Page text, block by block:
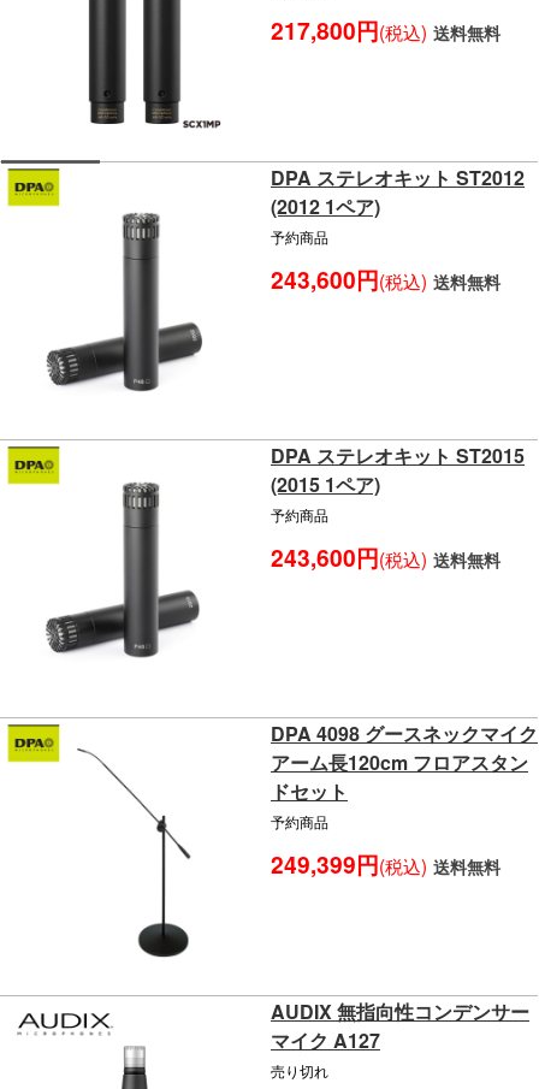
217,800円(税込) 送料無料
DPA ステレオキット ST2012
(2012 1ペア)
予約商品
243,600円(税込) 送料無料
DPA ステレオキット ST2015
(2015 1ペア)
予約商品
243,600円(税込) 送料無料
DPA 4098 グースネックマイク
アーム長120cm フロアスタン
ドセット
予約商品
249,399円(税込) 送料無料
AUDIX 無指向性コンデンサー
マイク A127
売り切れ